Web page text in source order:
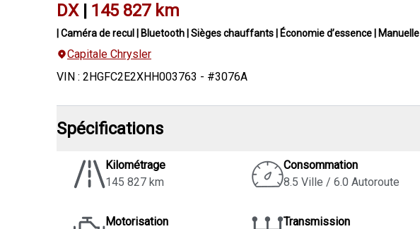
DX| 145 827 km
| Caméra de recul | Bluetooth | Sièges chauffants | Économie d’essence | Manuelle |
Capitale Chrysler
VIN : 2HGFC2E2XHH003763 - #3076A
Spécifications
Kilométrage
145 827 km
Consommation
8.5 Ville / 6.0 Autoroute
Motorisation
Transmission